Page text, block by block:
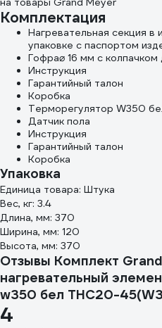
Комплектация
Нагревательная секция в
упаковке с паспортом
Гофра⌀ 16 мм с колпачком
Инструкция
Гарантийный талон
Коробка
Терморегулятор W350
Датчик пола
Инструкция
Гарантийный талон
Коробка
Упаковка
Единица товара: Штука
Вес, кг: 3.4
Длина, мм: 370
Ширина, мм: 120
Высота, мм: 370
Отзывы Комплект
нагревательный
w350 бел THC20-
4